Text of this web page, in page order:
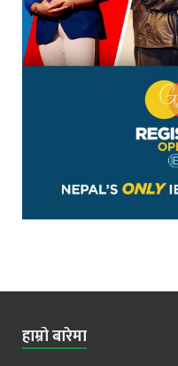
हाम्रो बारेमा